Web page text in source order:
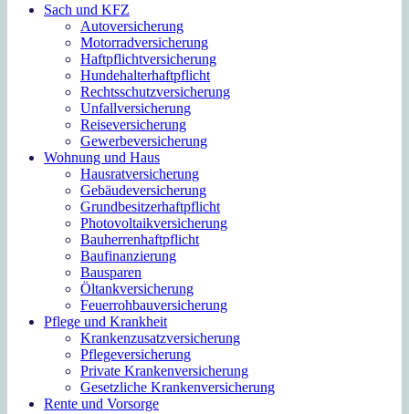
Sach und KFZ
Autoversicherung
Motorradversicherung
Haftpflichtversicherung
Hundehalterhaftpflicht
Rechtsschutzversicherung
Unfallversicherung
Reiseversicherung
Gewerbeversicherung
Wohnung und Haus
Hausratversicherung
Gebäudeversicherung
Grundbesitzerhaftpflicht
Photovoltaikversicherung
Bauherrenhaftpflicht
Baufinanzierung
Bausparen
Öltankversicherung
Feuerrohbauversicherung
Pflege und Krankheit
Krankenzusatzversicherung
Pflegeversicherung
Private Krankenversicherung
Gesetzliche Krankenversicherung
Rente und Vorsorge